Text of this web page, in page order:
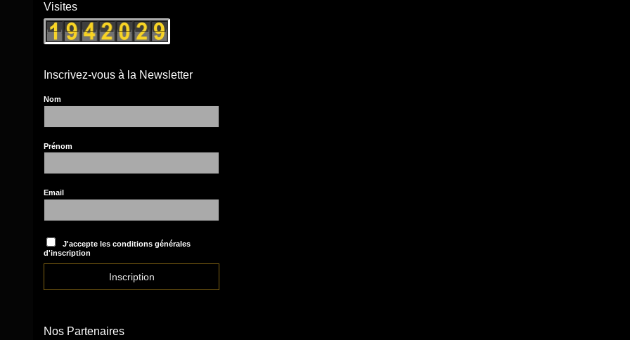
Visites
Inscrivez-vous à la Newsletter
Nom
Prénom
Email
J'accepte les conditions générales
d'inscription
Nos Partenaires